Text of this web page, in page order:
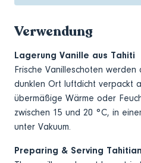
Verwendung
Lagerung Vanille aus Tahiti
Frische Vanilleschoten werden
dunklen Ort luftdicht verpackt
übermäßige Wärme oder
zwischen 15 und 20 °C, in
unter Vakuum.
Preparing & Serving